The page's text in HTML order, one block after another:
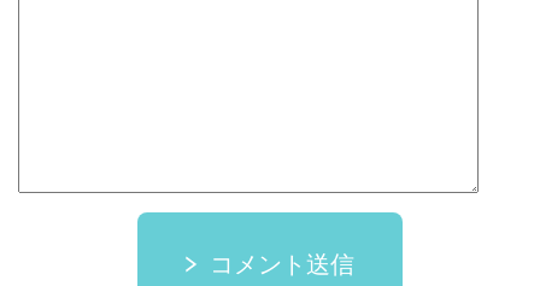
コメント送信